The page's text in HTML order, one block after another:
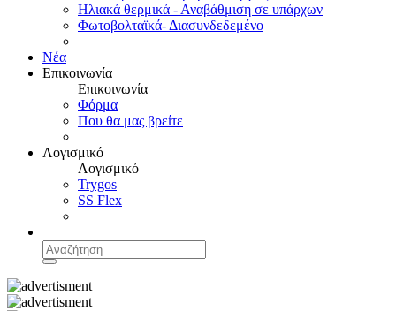
Ηλιακά θερμικά - Αναβάθμιση σε υπάρχων
Φωτοβολταϊκά- Διασυνδεδεμένο
Νέα
Επικοινωνία
Επικοινωνία
Φόρμα
Που θα μας βρείτε
Λογισμικό
Λογισμικό
Trygos
SS Flex